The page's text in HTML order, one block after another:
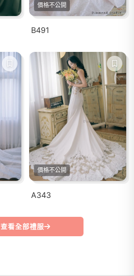
價格不公開
B491
價格不公開
A343
查看全部禮服